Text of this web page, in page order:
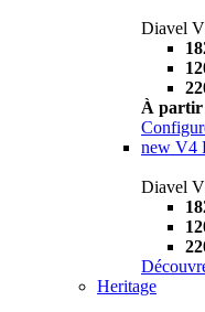
Diavel
À partir
new V4
Diavel
Heritage